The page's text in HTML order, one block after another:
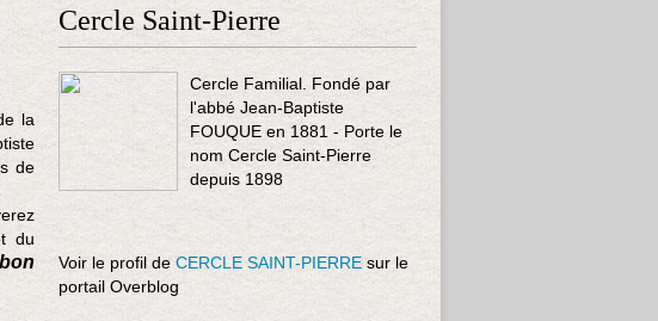
la
de
du
Cercle Saint-Pierre
Cercle Familial. Fondé par
l'abbé Jean-Baptiste
FOUQUE en 1881 - Porte le
nom Cercle Saint-Pierre
depuis 1898
Voir le profil de CERCLE SAINT-PIERRE sur le
portail Overblog